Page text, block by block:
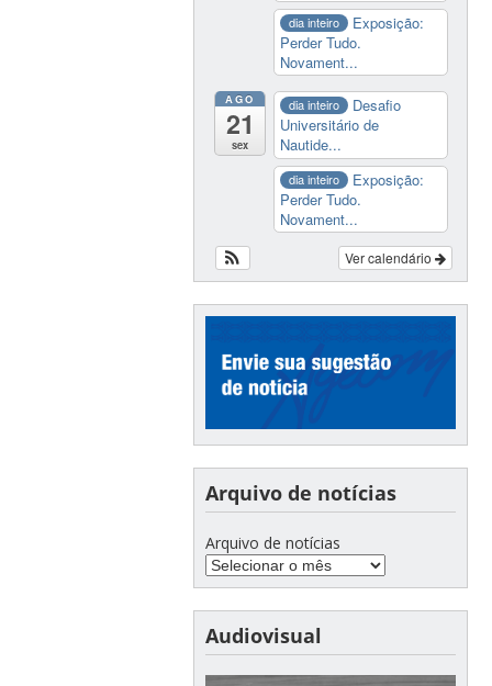
dia inteiro
Exposição:
Perder Tudo.
Novament...
AGO
21
sex
dia inteiro
Desafio
Universitário de
Nautide...
dia inteiro
Exposição:
Perder Tudo.
Novament...
Ver calendário
Arquivo de notícias
Arquivo de notícias
Audiovisual